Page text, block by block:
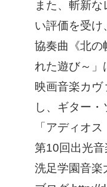
また、斬新
い評価を受
協奏曲《北の
れた遊び～
映画音楽カ
し、ギター
「アディオ
第10回出光
洗足学園